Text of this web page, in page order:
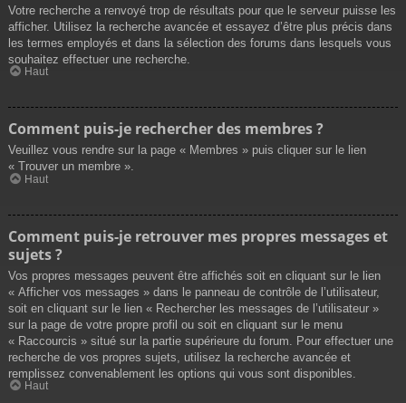
Votre recherche a renvoyé trop de résultats pour que le serveur puisse les
afficher. Utilisez la recherche avancée et essayez d’être plus précis dans
les termes employés et dans la sélection des forums dans lesquels vous
souhaitez effectuer une recherche.
Haut
Comment puis-je rechercher des membres ?
Veuillez vous rendre sur la page « Membres » puis cliquer sur le lien
« Trouver un membre ».
Haut
Comment puis-je retrouver mes propres messages et
sujets ?
Vos propres messages peuvent être affichés soit en cliquant sur le lien
« Afficher vos messages » dans le panneau de contrôle de l’utilisateur,
soit en cliquant sur le lien « Rechercher les messages de l’utilisateur »
sur la page de votre propre profil ou soit en cliquant sur le menu
« Raccourcis » situé sur la partie supérieure du forum. Pour effectuer une
recherche de vos propres sujets, utilisez la recherche avancée et
remplissez convenablement les options qui vous sont disponibles.
Haut